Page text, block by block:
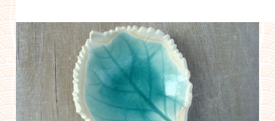
a propos
boutiques de créateurs
contact